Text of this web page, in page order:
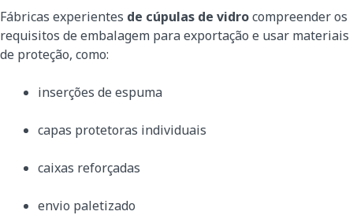
Fábricas experientes de cúpulas de vidrocompreender os
requisitos de embalagem para exportação e usar materiais
de proteção, como:
inserções de espuma
capas protetoras individuais
caixas reforçadas
envio paletizado